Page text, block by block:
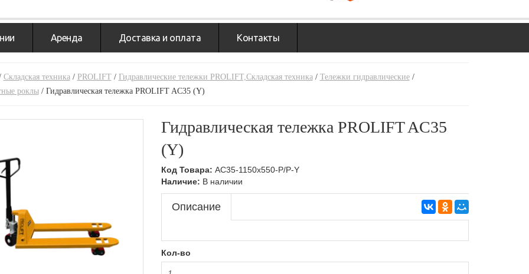
Аренда Доставка и оплата Контакты
Складская техника/ PROLIFT/ Гидравлические тележки PROLIFT,Складская техника/ Тележки гидравлические/
роклы/ Гидравлическая тележка PROLIFT AC35 (Y)
Гидравлическая тележка PROLIFT AC35
(Y)
Код Товара: AC35-1150x550-P/P-Y
Наличие: В наличии
Описание
Кол-во